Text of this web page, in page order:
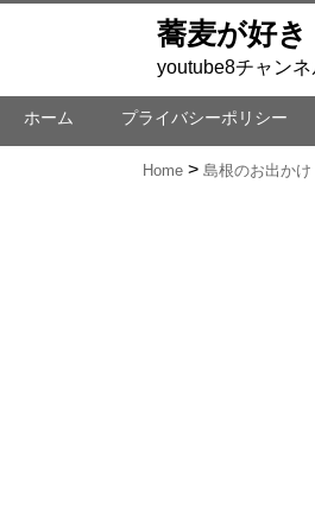
蕎麦が好き
youtube8チャン
ホーム プライバシーポリシー
Home 島根のお出かけ